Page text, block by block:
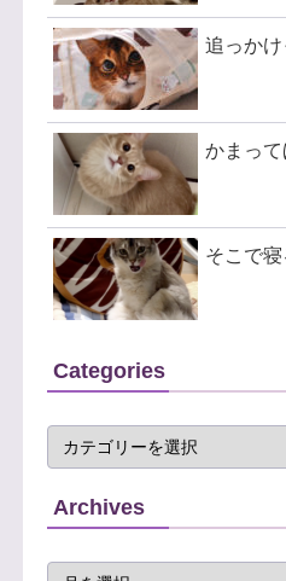
追っか
かまっ
そこで
Categories
Archives